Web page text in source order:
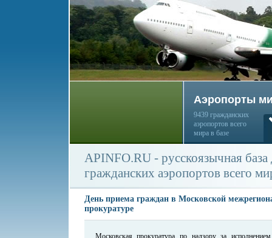
Аэропорты
9439 гражданских
аэропортов всего
мира в базе
APINFO.RU - русскоязычная
гражданских аэропортов всего
День приема граждан в Московской
прокуратуре
Московская прокуратура по надзору за